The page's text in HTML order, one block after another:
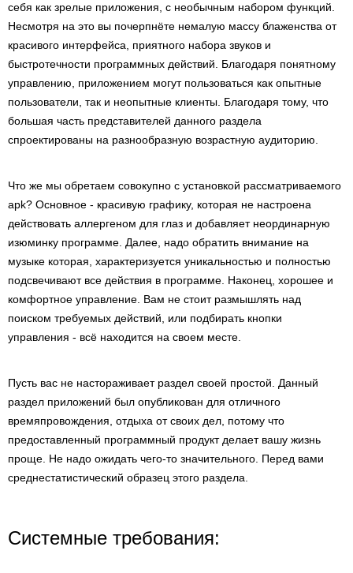
себя как зрелые приложения, с необычным набором функций.
Несмотря на это вы почерпнёте немалую массу блаженства от
красивого интерфейса, приятного набора звуков и
быстротечности программных действий. Благодаря понятному
управлению, приложением могут пользоваться как опытные
пользователи, так и неопытные клиенты. Благодаря тому, что
большая часть представителей данного раздела
спроектированы на разнообразную возрастную аудиторию.
Что же мы обретаем совокупно с установкой рассматриваемого
apk? Основное - красивую графику, которая не настроена
действовать аллергеном для глаз и добавляет неординарную
изюминку программе. Далее, надо обратить внимание на
музыке которая, характеризуется уникальностью и полностью
подсвечивают все действия в программе. Наконец, хорошее и
комфортное управление. Вам не стоит размышлять над
поиском требуемых действий, или подбирать кнопки
управления - всё находится на своем месте.
Пусть вас не настораживает раздел своей простой. Данный
раздел приложений был опубликован для отличного
времяпровождения, отдыха от своих дел, потому что
предоставленный программный продукт делает вашу жизнь
проще. Не надо ожидать чего-то значительного. Перед вами
среднестатистический образец этого раздела.
Системные требования: